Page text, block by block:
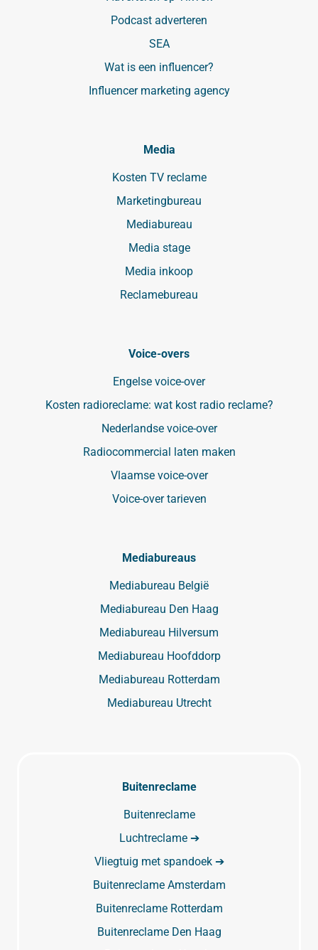
Podcast adverteren
SEA
Wat is een influencer?
Influencer marketing agency
Media
Kosten TV reclame
Marketingbureau
Mediabureau
Media stage
Media inkoop
Reclamebureau
Voice-overs
Engelse voice-over
Kosten radioreclame: wat kost radio reclame?
Nederlandse voice-over
Radiocommercial laten maken
Vlaamse voice-over
Voice-over tarieven
Mediabureaus
Mediabureau België
Mediabureau Den Haag
Mediabureau Hilversum
Mediabureau Hoofddorp
Mediabureau Rotterdam
Mediabureau Utrecht
Buitenreclame
Buitenreclame
Luchtreclame ➔
Vliegtuig met spandoek ➔
Buitenreclame Amsterdam
Buitenreclame Rotterdam
Buitenreclame Den Haag